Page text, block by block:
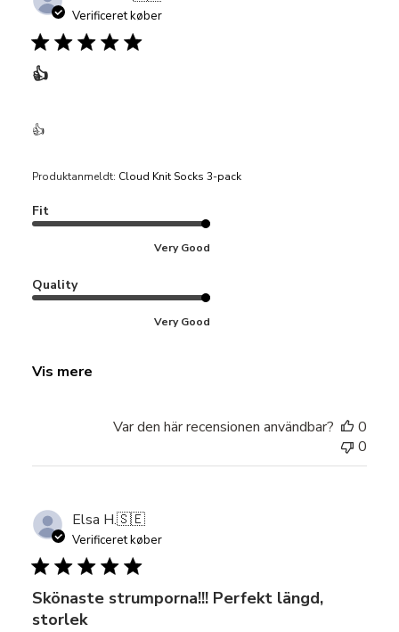
Verificeret køber
👍
👍
Produktanmeldt: Cloud Knit Socks 3-pack
Fit
Very Good
Quality
Very Good
Vis mere
Var den här recensionen användbar?
0
0
Elsa H.🇸🇪
Verificeret køber
Skönaste strumporna!!! Perfekt längd,
storlek